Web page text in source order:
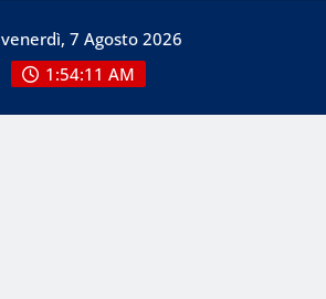
venerdì, 7 Agosto 2026
1:54:12 AM